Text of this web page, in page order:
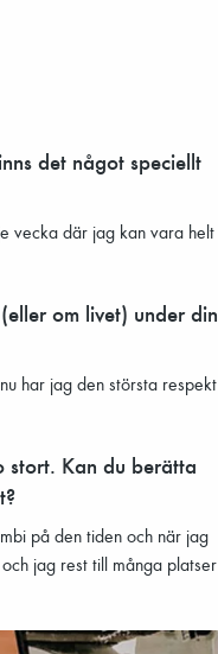
det något speciellt
vecka där jag kan vara helt
om livet) under din
har jag den största respekt
stort. Kan du berätta
på den tiden och när jag
jag rest till många platser